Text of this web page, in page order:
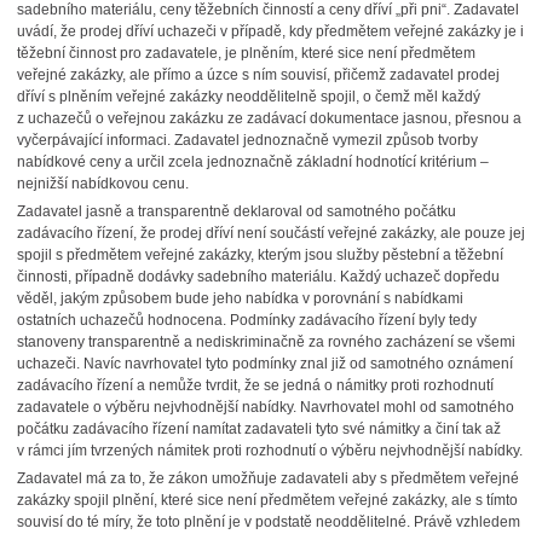
sadebního materiálu, ceny těžebních činností a ceny dříví „při pni“. Zadavatel
uvádí, že prodej dříví uchazeči v případě, kdy předmětem veřejné zakázky je i
těžební činnost pro zadavatele, je plněním, které sice není předmětem
veřejné zakázky, ale přímo a úzce s ním souvisí, přičemž zadavatel prodej
dříví s plněním veřejné zakázky neoddělitelně spojil, o čemž měl každý
z uchazečů o veřejnou zakázku ze zadávací dokumentace jasnou, přesnou a
vyčerpávající informaci. Zadavatel jednoznačně vymezil způsob tvorby
nabídkové ceny a určil zcela jednoznačně základní hodnotící kritérium –
nejnižší nabídkovou cenu.
Zadavatel jasně a transparentně deklaroval od samotného počátku
zadávacího řízení, že prodej dříví není součástí veřejné zakázky, ale pouze jej
spojil s předmětem veřejné zakázky, kterým jsou služby pěstební a těžební
činnosti, případně dodávky sadebního materiálu. Každý uchazeč dopředu
věděl, jakým způsobem bude jeho nabídka v porovnání s nabídkami
ostatních uchazečů hodnocena. Podmínky zadávacího řízení byly tedy
stanoveny transparentně a nediskriminačně za rovného zacházení se všemi
uchazeči. Navíc navrhovatel tyto podmínky znal již od samotného oznámení
zadávacího řízení a nemůže tvrdit, že se jedná o námitky proti rozhodnutí
zadavatele o výběru nejvhodnější nabídky. Navrhovatel mohl od samotného
počátku zadávacího řízení namítat zadavateli tyto své námitky a činí tak až
v rámci jím tvrzených námitek proti rozhodnutí o výběru nejvhodnější nabídky.
Zadavatel má za to, že zákon umožňuje zadavateli aby s předmětem veřejné
zakázky spojil plnění, které sice není předmětem veřejné zakázky, ale s tímto
souvisí do té míry, že toto plnění je v podstatě neoddělitelné. Právě vzhledem